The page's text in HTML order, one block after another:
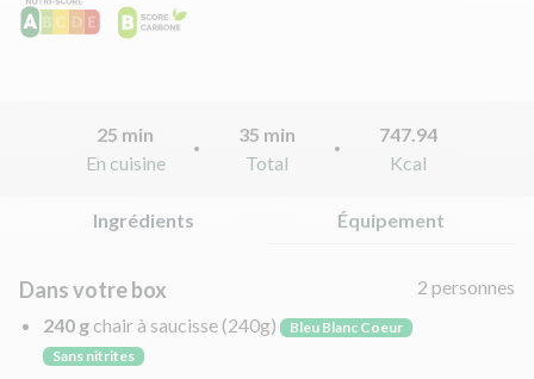
25 min
En cuisine
35 min
Total
747.94
Kcal
Ingrédients Équipement
Dans votre box
2 personnes
240 g chair à saucisse (240g)
Bleu Blanc Coeur
Sans nitrites